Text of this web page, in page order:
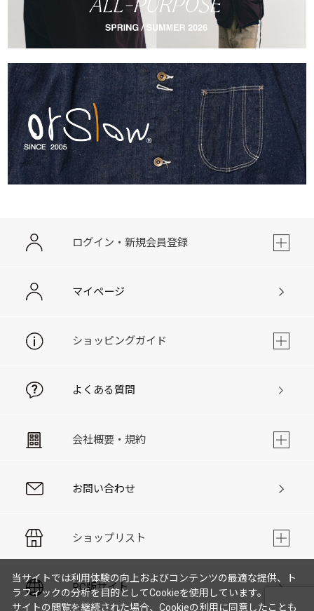
ログイン・新規会員登録
マイページ
ショッピングガイド
よくある質問
会社概要・規約
お問い合わせ
ショップリスト
PC版サイト
当サイトでは利用体験の向上およびコンテンツの最適な提供、ト
ラフィックの分析を目的としてCookieを使用しています。
サイトの閲覧を継続された場合、Cookieの利用に同意したことも